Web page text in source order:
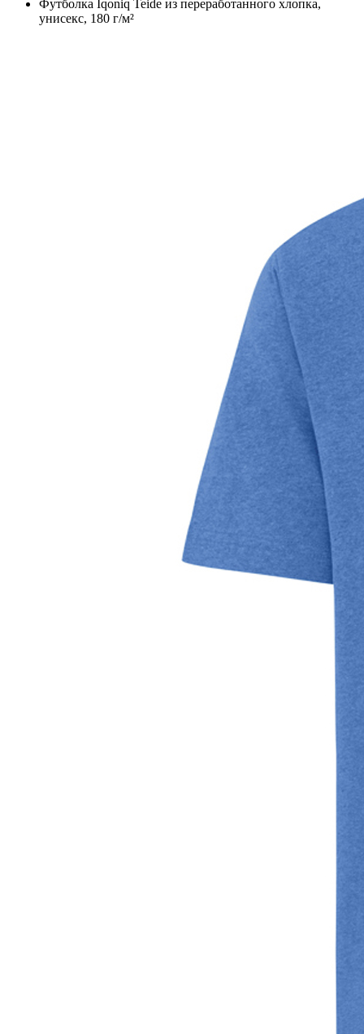
Футболка Iqoniq Teide из переработанного хлопка,
унисекс, 180 г/м²